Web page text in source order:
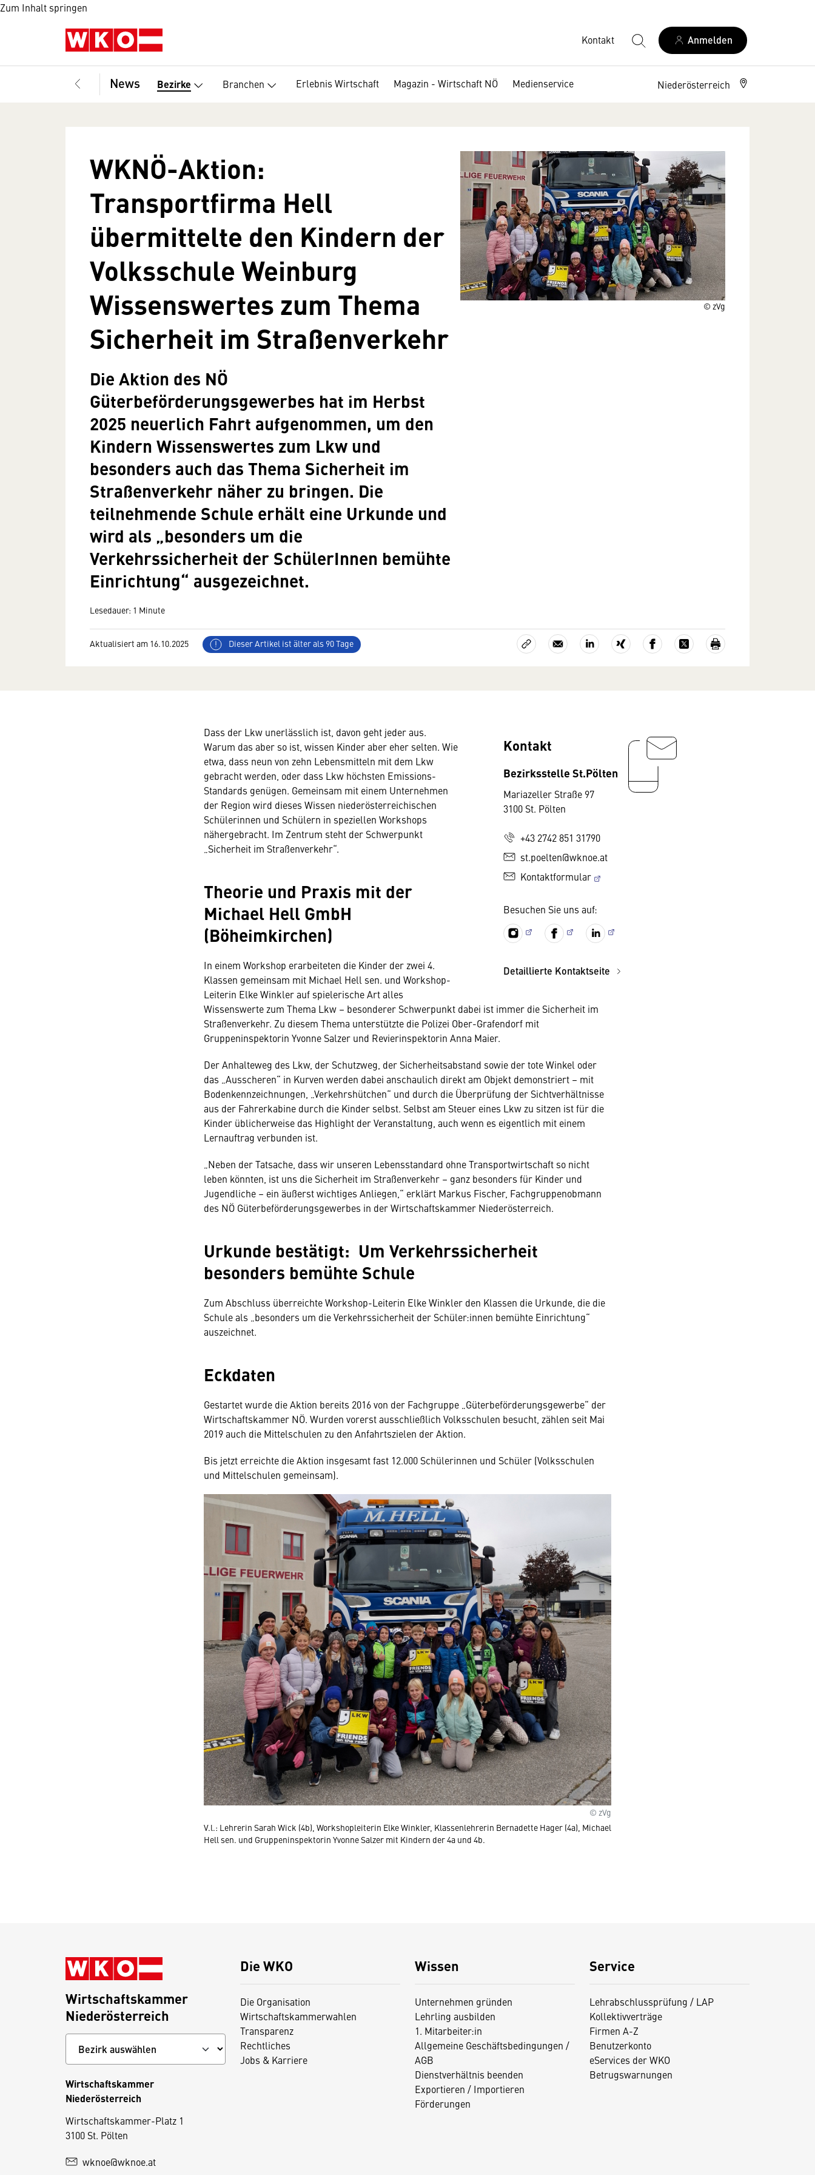
Zum Inhalt springen
Kontakt Anmelden
News Bezirke Branchen Erlebnis Wirtschaft Magazin - Wirtschaft NÖ Medienservice Niederösterreich
© zVg
WKNÖ-Aktion:
Transportfirma Hell
übermittelte den Kindern der
Volksschule Weinburg
Wissenswertes zum Thema
Sicherheit im Straßenverkehr
Die Aktion des NÖ
Güterbeförderungsgewerbes hat im Herbst
2025 neuerlich Fahrt aufgenommen, um den
Kindern Wissenswertes zum Lkw und
besonders auch das Thema Sicherheit im
Straßenverkehr näher zu bringen. Die
teilnehmende Schule erhält eine Urkunde und
wird als „besonders um die
Verkehrssicherheit der SchülerInnen bemühte
Einrichtung“ ausgezeichnet.
Lesedauer: 1 Minute
Aktualisiert am 16.10.2025 Dieser Artikel ist älter als 90 Tage
Kontakt
Bezirksstelle St.Pölten
Mariazeller Straße 97
3100 St. Pölten
+43 2742 851 31790
st.poelten@wknoe.at
Kontaktformular
Besuchen Sie uns auf:
Detaillierte Kontaktseite
Dass der Lkw unerlässlich ist, davon geht jeder aus.
Warum das aber so ist, wissen Kinder aber eher selten. Wie
etwa, dass neun von zehn Lebensmitteln mit dem Lkw
gebracht werden, oder dass Lkw höchsten Emissions-
Standards genügen. Gemeinsam mit einem Unternehmen
der Region wird dieses Wissen niederösterreichischen
Schülerinnen und Schülern in speziellen Workshops
nähergebracht. Im Zentrum steht der Schwerpunkt
„Sicherheit im Straßenverkehr“.
Theorie und Praxis mit der
Michael Hell GmbH
(Böheimkirchen)
In einem Workshop erarbeiteten die Kinder der zwei 4.
Klassen gemeinsam mit Michael Hell sen. und Workshop-
Leiterin Elke Winkler auf spielerische Art alles
Wissenswerte zum Thema Lkw – besonderer Schwerpunkt dabei ist immer die Sicherheit im
Straßenverkehr. Zu diesem Thema unterstützte die Polizei Ober-Grafendorf mit
Gruppeninspektorin Yvonne Salzer und Revierinspektorin Anna Maier.
Der Anhalteweg des Lkw, der Schutzweg, der Sicherheitsabstand sowie der tote Winkel oder
das „Ausscheren“ in Kurven werden dabei anschaulich direkt am Objekt demonstriert – mit
Bodenkennzeichnungen, „Verkehrshütchen“ und durch die Überprüfung der Sichtverhältnisse
aus der Fahrerkabine durch die Kinder selbst. Selbst am Steuer eines Lkw zu sitzen ist für die
Kinder üblicherweise das Highlight der Veranstaltung, auch wenn es eigentlich mit einem
Lernauftrag verbunden ist.
„Neben der Tatsache, dass wir unseren Lebensstandard ohne Transportwirtschaft so nicht
leben könnten, ist uns die Sicherheit im Straßenverkehr – ganz besonders für Kinder und
Jugendliche – ein äußerst wichtiges Anliegen,“ erklärt Markus Fischer, Fachgruppenobmann
des NÖ Güterbeförderungsgewerbes in der Wirtschaftskammer Niederösterreich.
Urkunde bestätigt: Um Verkehrssicherheit
besonders bemühte Schule
Zum Abschluss überreichte Workshop-Leiterin Elke Winkler den Klassen die Urkunde, die die
Schule als „besonders um die Verkehrssicherheit der Schüler:innen bemühte Einrichtung“
auszeichnet.
Eckdaten
Gestartet wurde die Aktion bereits 2016 von der Fachgruppe „Güterbeförderungsgewerbe“ der
Wirtschaftskammer NÖ. Wurden vorerst ausschließlich Volksschulen besucht, zählen seit Mai
2019 auch die Mittelschulen zu den Anfahrtszielen der Aktion.
Bis jetzt erreichte die Aktion insgesamt fast 12.000 Schülerinnen und Schüler (Volksschulen
und Mittelschulen gemeinsam).
© zVg
V.l.: Lehrerin Sarah Wick (4b), Workshopleiterin Elke Winkler, Klassenlehrerin Bernadette Hager (4a), Michael
Hell sen. und Gruppeninspektorin Yvonne Salzer mit Kindern der 4a und 4b.
Die WKO
Die Organisation
Wirtschaftskammerwahlen
Transparenz
Rechtliches
Jobs & Karriere
Wissen
Unternehmen gründen
Lehrling ausbilden
1. Mitarbeiter:in
Allgemeine Geschäftsbedingungen /
AGB
Dienstverhältnis beenden
Exportieren / Importieren
Förderungen
Service
Lehrabschlussprüfung / LAP
Kollektivverträge
Firmen A-Z
Benutzerkonto
eServices der WKO
Betrugswarnungen
Wirtschaftskammer
Niederösterreich
Wirtschaftskammer
Niederösterreich
Wirtschaftskammer-Platz 1
3100 St. Pölten
wknoe@wknoe.at